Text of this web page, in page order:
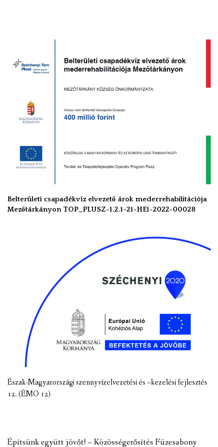
Belterületi csapadékvíz elvezető árok mederrehabilitációja
Mezőtárkányon TOP_PLUSZ-1.2.1-21-HE1-2022-00028
Észak-Magyarországi szennyvízelvezetési és –kezelési fejlesztés
12. (ÉMO 12)
Építsünk együtt jövőt! – Közösségerősítés Füzesabony